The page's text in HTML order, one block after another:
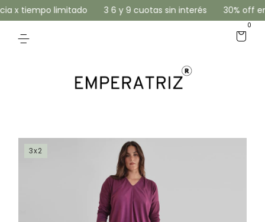
x tiempo limitado 3 6 y 9 cuotas sin interés 30% off
0
3x2